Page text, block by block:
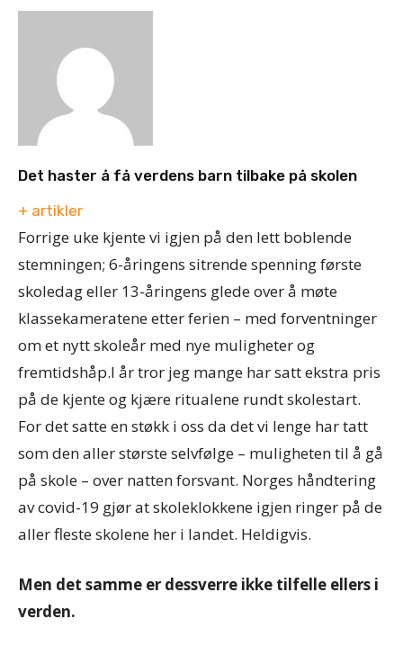
Det haster å få verdens barn tilbake på skolen
+ artikler
Forrige uke kjente vi igjen på den lett boblende
stemningen; 6-åringens sitrende spenning første
skoledag eller 13-åringens glede over å møte
klassekameratene etter ferien – med forventninger
om et nytt skoleår med nye muligheter og
fremtidshåp.I år tror jeg mange har satt ekstra pris
på de kjente og kjære ritualene rundt skolestart.
For det satte en støkk i oss da det vi lenge har tatt
som den aller største selvfølge – muligheten til å gå
på skole – over natten forsvant. Norges håndtering
av covid-19 gjør at skoleklokkene igjen ringer på de
aller fleste skolene her i landet. Heldigvis.
Men det samme er dessverre ikke tilfelle ellers i
verden.